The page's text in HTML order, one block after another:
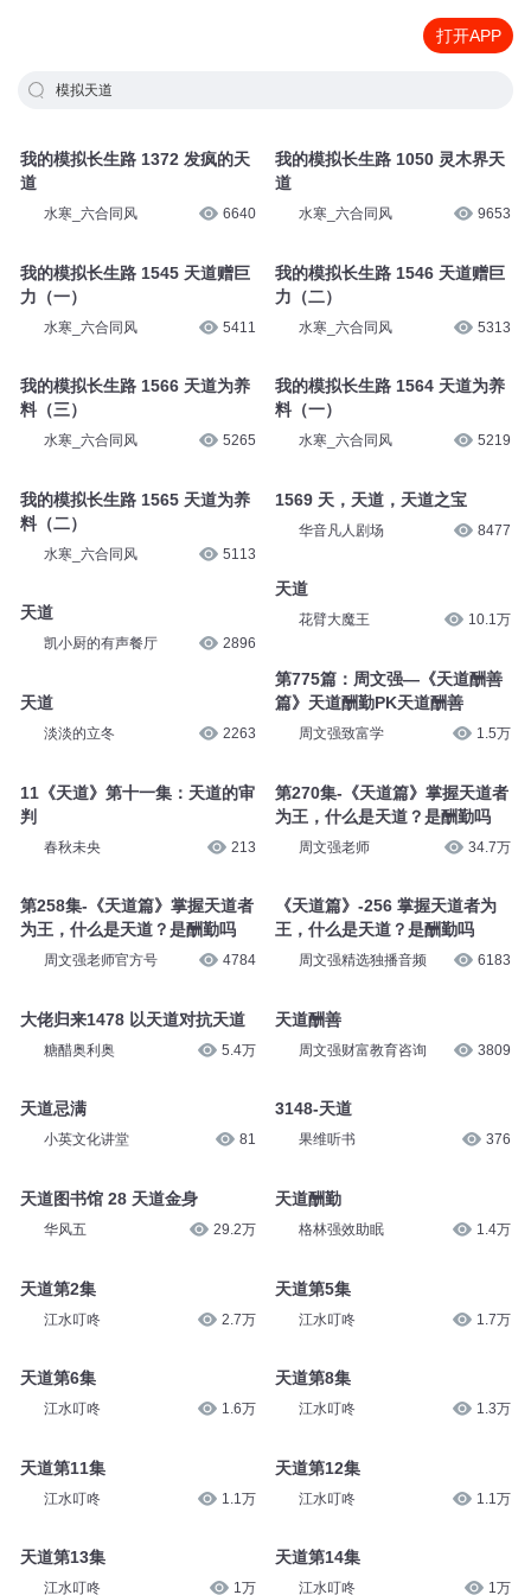
打开APP
模拟天道
我的模拟长生路 1372 发疯的天
道
水寒_六合同风 6640
我的模拟长生路 1545 天道赠巨
力（一）
水寒_六合同风 5411
我的模拟长生路 1566 天道为养
料（三）
水寒_六合同风 5265
我的模拟长生路 1565 天道为养
料（二）
水寒_六合同风 5113
天道
凯小厨的有声餐厅 2896
天道
淡淡的立冬 2263
11《天道》第十一集：天道的审
判
春秋未央 213
第258集-《天道篇》掌握天道者
为王，什么是天道？是酬勤吗
周文强老师官方号 4784
大佬归来1478 以天道对抗天道
糖醋奥利奥 5.4万
天道忌满
小英文化讲堂 81
天道图书馆 28 天道金身
华风五 29.2万
天道第2集
江水叮咚 2.7万
天道第6集
江水叮咚 1.6万
天道第11集
江水叮咚 1.1万
天道第13集
江水叮咚 1万
我的模拟长生路 1050 灵木界天
道
水寒_六合同风 9653
我的模拟长生路 1546 天道赠巨
力（二）
水寒_六合同风 5313
我的模拟长生路 1564 天道为养
料（一）
水寒_六合同风 5219
1569 天，天道，天道之宝
华音凡人剧场 8477
天道
花臂大魔王 10.1万
第775篇：周文强—《天道酬善
篇》天道酬勤PK天道酬善
周文强致富学 1.5万
第270集-《天道篇》掌握天道者
为王，什么是天道？是酬勤吗
周文强老师 34.7万
《天道篇》-256 掌握天道者为
王，什么是天道？是酬勤吗
周文强精选独播音频 6183
天道酬善
周文强财富教育咨询 3809
3148-天道
果维听书 376
天道酬勤
格林强效助眠 1.4万
天道第5集
江水叮咚 1.7万
天道第8集
江水叮咚 1.3万
天道第12集
江水叮咚 1.1万
天道第14集
江水叮咚 1万